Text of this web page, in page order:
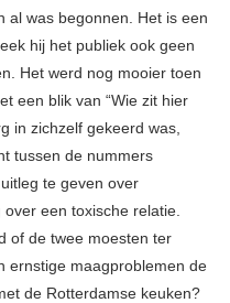
al was begonnen. Het is een
hij het publiek ook geen
Het werd nog mooier toen
een blik van “Wie zit hier
in zichzelf gekeerd was,
tussen de nummers
te geven over
over een toxische relatie.
of de twee moesten ter
ernstige maagproblemen de
de Rotterdamse keuken?